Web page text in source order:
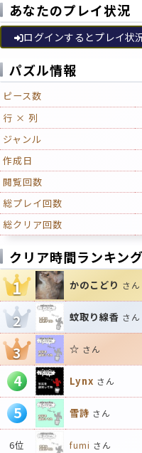
あなたのプレイ状況
ログインするとプレイ状
パズル情報
ピース数
行 × 列
ジャンル
作成日
閲覧回数
総プレイ回数
総クリア回数
クリア時間ランキング
1 かのこどり さん
2 蚊取り線香 さん
3 ☆ さん
4 Lynx さん
5 雪詩 さん
6位 fumi さん